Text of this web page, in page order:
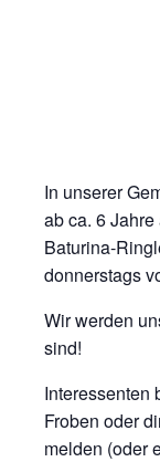
In unserer
ab ca. 6
Baturina-
donnerstags
Wir werden
sind!
Interessenten
Froben oder
melden (oder